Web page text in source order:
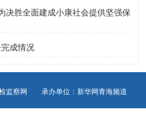
决胜全面建成小康社会提供坚强保
成情况
检监察网 承办单位：新华网青海频道